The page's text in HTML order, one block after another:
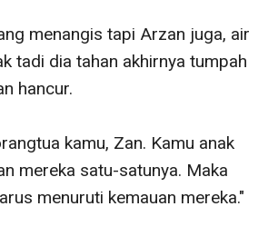
menangis tapi Arzan juga, air
tadi dia tahan akhirnya tumpah
hancur.
kamu, Zan. Kamu anak
mereka satu-satunya. Maka
menuruti kemauan mereka."